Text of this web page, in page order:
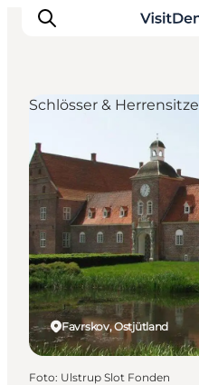
Inspiration
Regionen
Erlebnisse
Unterkünfte
Reiseplanung
Favrskov, Ostjütland
Schlösser & Herrensitze
Foto: Ulstrup Slot Fonden